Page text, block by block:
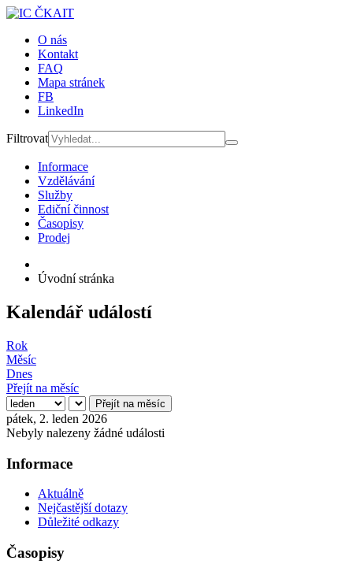
O nás
Kontakt
FAQ
Mapa stránek
FB
LinkedIn
Filtrovat
Informace
Vzdělávání
Služby
Ediční činnost
Časopisy
Prodej
Úvodní stránka
Kalendář událostí
Rok
Měsíc
Dnes
Přejít na měsíc
Přejít na měsíc
pátek, 2. leden 2026
Nebyly nalezeny žádné události
Informace
Aktuálně
Nejčastější dotazy
Důležité odkazy
Časopisy